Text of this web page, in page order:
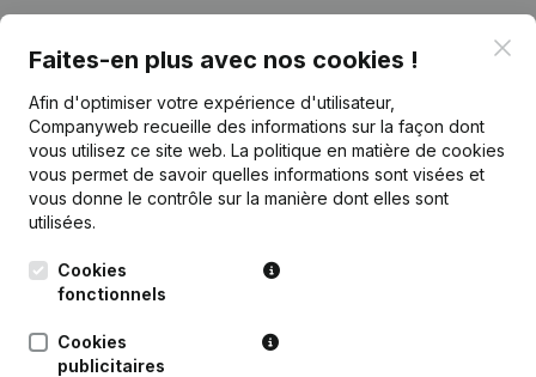
Faites-en plus avec nos cookies !
Afin d'optimiser votre expérience d'utilisateur,
Companyweb recueille des informations sur la façon dont
vous utilisez ce site web. La politique en matière de cookies
vous permet de savoir quelles informations sont visées et
vous donne le contrôle sur la manière dont elles sont
utilisées.
Cookies
fonctionnels
Cookies
publicitaires
Français
Kantorenpark Everest
Leuvensesteenweg
1800 Vilvoorde
Informations d’entreprise
Monitoring
Recherche internationale
Prospection